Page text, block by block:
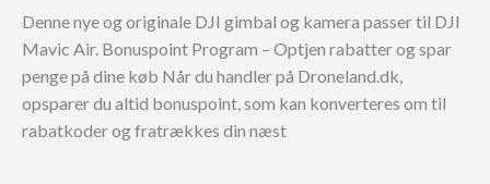
Denne nye og originale DJI gimbal og kamera passer til DJI
Mavic Air. Bonuspoint Program – Optjen rabatter og spar
penge på dine køb Når du handler på Droneland.dk,
opsparer du altid bonuspoint, som kan konverteres om til
rabatkoder og fratrækkes din næst